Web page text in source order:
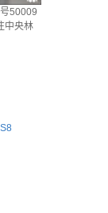
50009
中央林